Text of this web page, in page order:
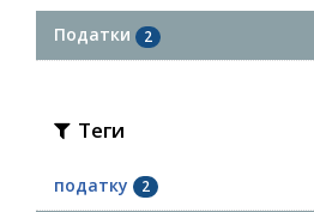
Податки 2
Теги
податку 2